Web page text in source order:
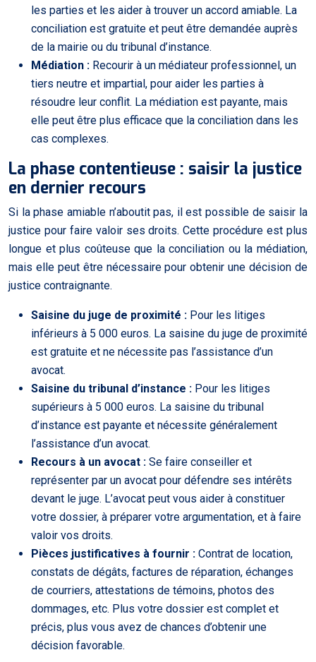
les parties et les aider à trouver un accord amiable. La
conciliation est gratuite et peut être demandée auprès
de la mairie ou du tribunal d’instance.
Médiation : Recourir à un médiateur professionnel, un
tiers neutre et impartial, pour aider les parties à
résoudre leur conflit. La médiation est payante, mais
elle peut être plus efficace que la conciliation dans les
cas complexes.
La phase contentieuse : saisir la justice
en dernier recours
Si la phase amiable n’aboutit pas, il est possible de saisir la
justice pour faire valoir ses droits. Cette procédure est plus
longue et plus coûteuse que la conciliation ou la médiation,
mais elle peut être nécessaire pour obtenir une décision de
justice contraignante.
Saisine du juge de proximité : Pour les litiges
inférieurs à 5 000 euros. La saisine du juge de proximité
est gratuite et ne nécessite pas l’assistance d’un
avocat.
Saisine du tribunal d’instance : Pour les litiges
supérieurs à 5 000 euros. La saisine du tribunal
d’instance est payante et nécessite généralement
l’assistance d’un avocat.
Recours à un avocat : Se faire conseiller et
représenter par un avocat pour défendre ses intérêts
devant le juge. L’avocat peut vous aider à constituer
votre dossier, à préparer votre argumentation, et à faire
valoir vos droits.
Pièces justificatives à fournir : Contrat de location,
constats de dégâts, factures de réparation, échanges
de courriers, attestations de témoins, photos des
dommages, etc. Plus votre dossier est complet et
précis, plus vous avez de chances d’obtenir une
décision favorable.